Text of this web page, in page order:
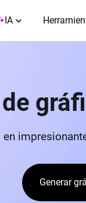
IA
Generar